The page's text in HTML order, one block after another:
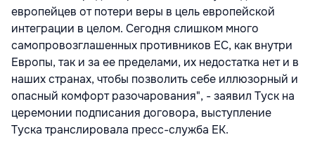
европейцев от потери веры в цель европейской
интеграции в целом. Сегодня слишком много
самопровозглашенных противников ЕС, как внутри
Европы, так и за ее пределами, их недостатка нет и в
наших странах, чтобы позволить себе иллюзорный и
опасный комфорт разочарования", - заявил Туск на
церемонии подписания договора, выступление
Туска транслировала пресс-служба ЕК.